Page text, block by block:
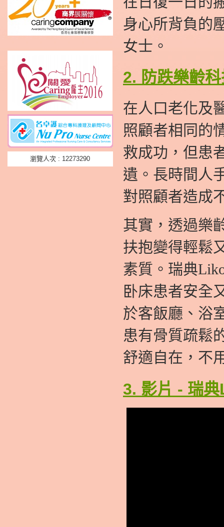
瀏覽人次 : 12273290
身心所背負的
女士。
2. 防跌樂齡
在人口老化及
照顧者相同的
救成功，但患
遺。長時間人
對照顧者造成
其實，透過樂
扶抱變得輕鬆
素質。瑞典
卧床患者安全
於客飯廳、浴
患有骨質疏鬆
舒適自在，不
3. 影片 - 瑞